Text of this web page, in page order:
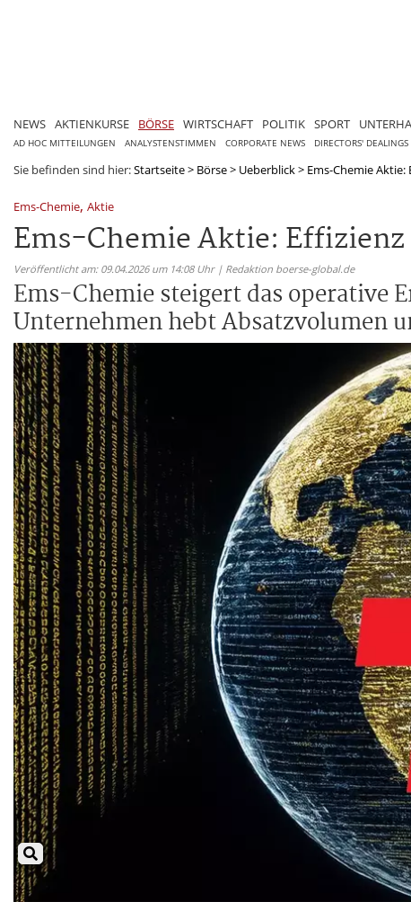
NEWS AKTIENKURSE BÖRSE WIRTSCHAFT POLITIK SPORT
AD HOC MITTEILUNGEN ANALYSTENSTIMMEN CORPORATE NEWS DIRECTORS' DEALINGS
Sie befinden sind hier:Startseite> Börse> Ueberblick> Ems-Chemie
Ems-Chemie, Aktie
Ems-Chemie Aktie:
Veröffentlicht am: 09.04.2026 um 14:08 Uhr | Redaktion boerse-global.de
Ems-Chemie steigert das operative
Unternehmen hebt Absatzvolumen